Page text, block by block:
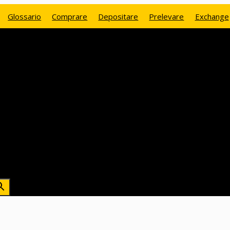
Glossario Comprare Depositare Prelevare Exchange